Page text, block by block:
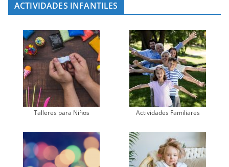
ACTIVIDADES INFANTILES
Talleres para Niños Actividades Familiares